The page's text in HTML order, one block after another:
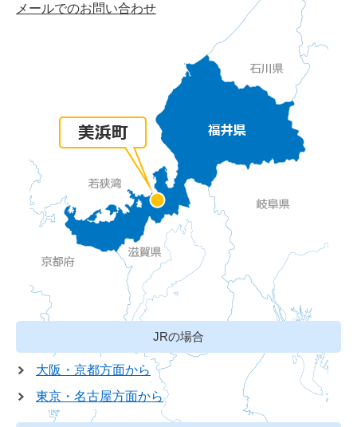
メールでのお問い合わせ
JRの場合
大阪・京都方面から
東京・名古屋方面から